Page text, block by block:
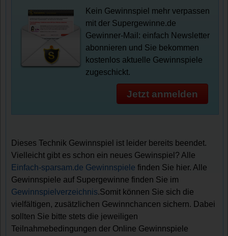
Kein Gewinnspiel mehr verpassen
mit der Supergewinne.de
Gewinner-Mail: einfach Newsletter
abonnieren und Sie bekommen
kostenlos aktuelle Gewinnspiele
zugeschickt.
Jetzt anmelden
Dieses Technik Gewinnspiel ist leider bereits beendet.
Vielleicht gibt es schon ein neues Gewinspiel? Alle
Einfach-sparsam.de Gewinnspiele finden Sie hier. Alle
Gewinnspiele auf Supergewinne finden Sie im
Gewinnspielverzeichnis.Somit können Sie sich die
vielfältigen, zusätzlichen Gewinnchancen sichern. Dabei
sollten Sie bitte stets die jeweiligen
Teilnahmebedingungen der Online Gewinnspiele